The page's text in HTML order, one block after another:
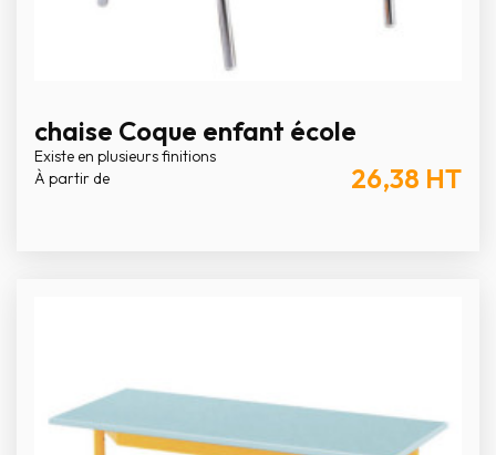
chaise Coque enfant école
Existe en plusieurs finitions
À partir de
26,38 HT